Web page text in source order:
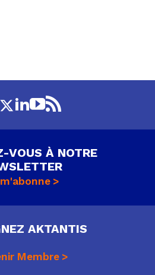
VOUS À NOTRE
AKTANTIS
Membre